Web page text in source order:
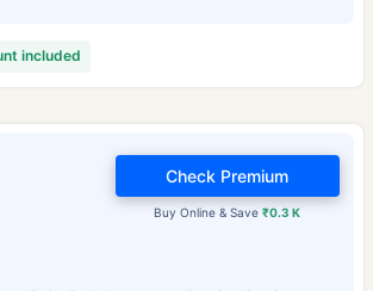
included
Buy Online & Save₹0.3 K
Check Premium